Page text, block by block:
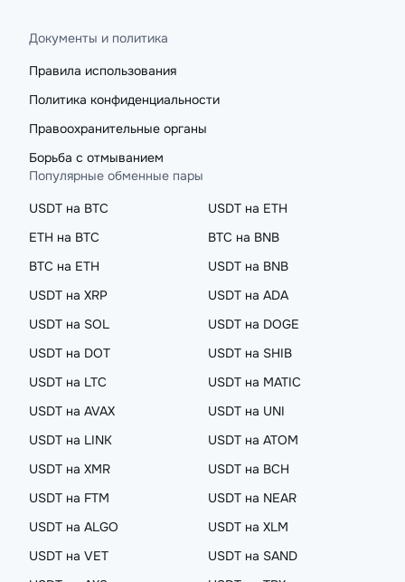
Документы и политика
Правила использования
Политика конфиденциальности
Правоохранительные органы
Борьба с отмыванием
Популярные обменные пары
USDT на BTC
USDT на ETH
ETH на BTC
BTC на BNB
BTC на ETH
USDT на BNB
USDT на XRP
USDT на ADA
USDT на SOL
USDT на DOGE
USDT на DOT
USDT на SHIB
USDT на LTC
USDT на MATIC
USDT на AVAX
USDT на UNI
USDT на LINK
USDT на ATOM
USDT на XMR
USDT на BCH
USDT на FTM
USDT на NEAR
USDT на ALGO
USDT на XLM
USDT на VET
USDT на SAND